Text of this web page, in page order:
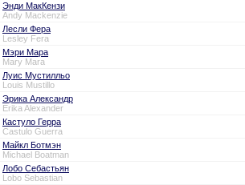
Энди МакКензи
Andy Mackenzie
Лесли Фера
Lesley Fera
Мэри Мара
Mary Mara
Луис Мустилльо
Louis Mustillo
Эрика Александр
Erika Alexander
Кастуло Герра
Castulo Guerra
Майкл Ботмэн
Michael Boatman
Лобо Себастьян
Lobo Sebastian